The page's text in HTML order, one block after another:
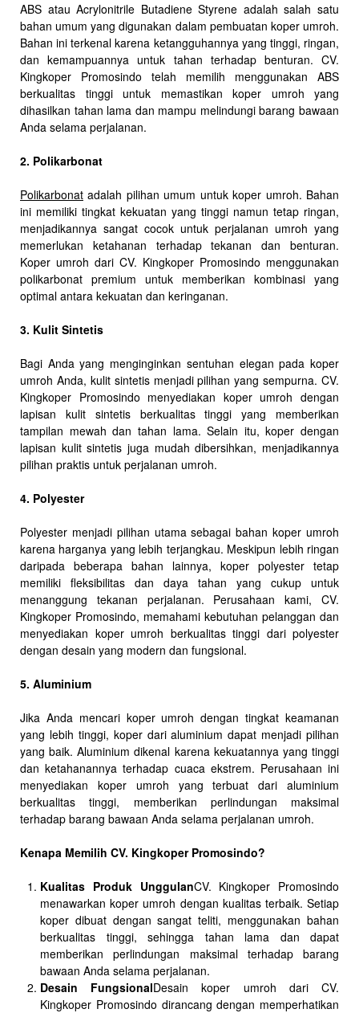
ABS atau Acrylonitrile Butadiene Styrene adalah salah satu
bahan umum yang digunakan dalam pembuatan koper umroh.
Bahan ini terkenal karena ketangguhannya yang tinggi, ringan,
dan kemampuannya untuk tahan terhadap benturan. CV.
Kingkoper Promosindo telah memilih menggunakan ABS
berkualitas tinggi untuk memastikan koper umroh yang
dihasilkan tahan lama dan mampu melindungi barang bawaan
Anda selama perjalanan.
2. Polikarbonat
Polikarbonat adalah pilihan umum untuk koper umroh. Bahan
ini memiliki tingkat kekuatan yang tinggi namun tetap ringan,
menjadikannya sangat cocok untuk perjalanan umroh yang
memerlukan ketahanan terhadap tekanan dan benturan.
Koper umroh dari CV. Kingkoper Promosindo menggunakan
polikarbonat premium untuk memberikan kombinasi yang
optimal antara kekuatan dan keringanan.
3. Kulit Sintetis
Bagi Anda yang menginginkan sentuhan elegan pada koper
umroh Anda, kulit sintetis menjadi pilihan yang sempurna. CV.
Kingkoper Promosindo menyediakan koper umroh dengan
lapisan kulit sintetis berkualitas tinggi yang memberikan
tampilan mewah dan tahan lama. Selain itu, koper dengan
lapisan kulit sintetis juga mudah dibersihkan, menjadikannya
pilihan praktis untuk perjalanan umroh.
4. Polyester
Polyester menjadi pilihan utama sebagai bahan koper umroh
karena harganya yang lebih terjangkau. Meskipun lebih ringan
daripada beberapa bahan lainnya, koper polyester tetap
memiliki fleksibilitas dan daya tahan yang cukup untuk
menanggung tekanan perjalanan. Perusahaan kami, CV.
Kingkoper Promosindo, memahami kebutuhan pelanggan dan
menyediakan koper umroh berkualitas tinggi dari polyester
dengan desain yang modern dan fungsional.
5. Aluminium
Jika Anda mencari koper umroh dengan tingkat keamanan
yang lebih tinggi, koper dari aluminium dapat menjadi pilihan
yang baik. Aluminium dikenal karena kekuatannya yang tinggi
dan ketahanannya terhadap cuaca ekstrem. Perusahaan ini
menyediakan koper umroh yang terbuat dari aluminium
berkualitas tinggi, memberikan perlindungan maksimal
terhadap barang bawaan Anda selama perjalanan umroh.
Kenapa Memilih CV. Kingkoper Promosindo?
Kualitas Produk UnggulanCV. Kingkoper Promosindo
menawarkan koper umroh dengan kualitas terbaik. Setiap
koper dibuat dengan sangat teliti, menggunakan bahan
berkualitas tinggi, sehingga tahan lama dan dapat
memberikan perlindungan maksimal terhadap barang
bawaan Anda selama perjalanan.
Desain FungsionalDesain koper umroh dari CV.
Kingkoper Promosindo dirancang dengan memperhatikan